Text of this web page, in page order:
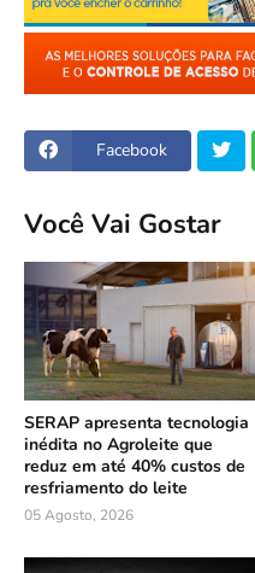
Facebook
Você Vai Gostar
SERAP apresenta tecnologia
inédita no Agroleite que
reduz em até 40% custos de
resfriamento do leite
05 Agosto, 2026